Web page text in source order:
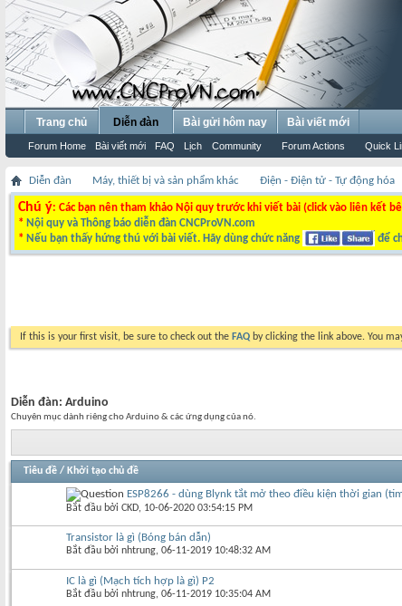
Trang chủ Diễn đàn
Forum Home Bài viết mới FAQ Lịch Community Forum Actions Quick
Bài gửi hôm nay Bài viết mới
Diễn đàn Máy, thiết bị và sản phẩm khác Điện - Điện tử - Tự động hóa
Chú ý: Các bạn nên tham khảo Nội quy trước khi viết bài (click vào liên kết
* Nội quy và Thông báo diễn đàn CNCProVN.com
* Nếu bạn thấy hứng thú với bài viết. Hãy dùng chức năng để
If this is your first visit, be sure to check out the FAQ by clicking the link above. You
Diễn đàn: Arduino
Chuyên mục dành riêng cho Arduino & các ứng dụng của nó.
Tiêu đề / Khởi tạo chủ đề
ESP8266 - dùng Blynk tắt mở theo điều kiện thời gian
Bắt đầu bởi CKD‎, 10-06-2020 03:54:15 PM
Transistor là gì (Bóng bán dẫn)
Bắt đầu bởi nhtrung‎, 06-11-2019 10:48:32 AM
IC là gì (Mạch tích hợp là gì) P2
Bắt đầu bởi nhtrung‎, 06-11-2019 10:35:04 AM